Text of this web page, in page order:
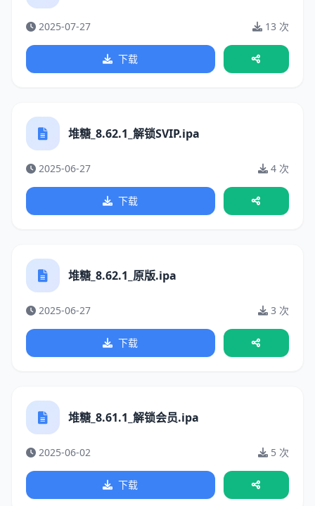
2025-07-27 13 次
下载
堆糖_8.62.1_解锁SVIP.ipa
2025-06-27 4 次
下载
堆糖_8.62.1_原版.ipa
2025-06-27 3 次
下载
堆糖_8.61.1_解锁会员.ipa
2025-06-02 5 次
下载